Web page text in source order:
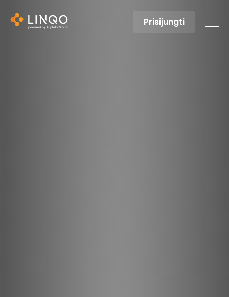
Prisijungti